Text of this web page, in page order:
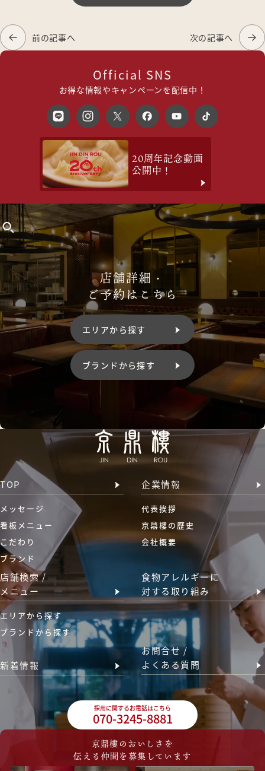
前の記事へ 次の記事へ
Official SNS
お得な情報やキャンペーンを配信中！
20周年記念動画
公開中！
店舗詳細・
ご予約はこちら
エリアから探す
ブランドから探す
TOP
メッセージ
看板メニュー
こだわり
ブランド
店舗検索 /
メニュー
エリアから探す
ブランドから探す
新着情報
企業情報
代表挨拶
京鼎樓の歴史
会社概要
食物アレルギーに
対する取り組み
お問合せ /
よくある質問
採用に関するお電話はこちら
070-3245-8881
京鼎樓のおいしさを
伝える仲間を募集しています